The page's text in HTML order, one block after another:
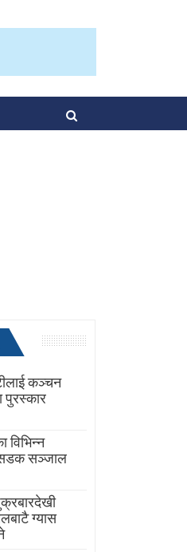
कञ्चन
पुरस्कार
विभिन्न
सञ्जाल
ग्यास